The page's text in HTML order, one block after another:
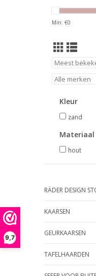
9,7
Min: €0
Kleur
zand
Materiaal
hout
RÄDER DESIGN
KAARSEN
GEURKAARSEN
TAFELHAARDEN